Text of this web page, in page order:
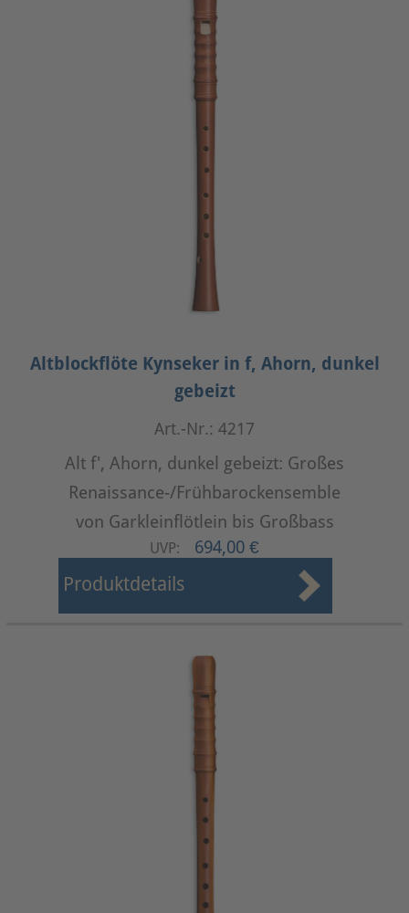
Altblockflöte Kynseker in f, Ahorn, dunkel
gebeizt
Art.-Nr.: 4217
Alt f', Ahorn, dunkel gebeizt: Großes
Renaissance-/Frühbarockensemble
von Garkleinflötlein bis Großbass
UVP: 694,00 €
Produktdetails